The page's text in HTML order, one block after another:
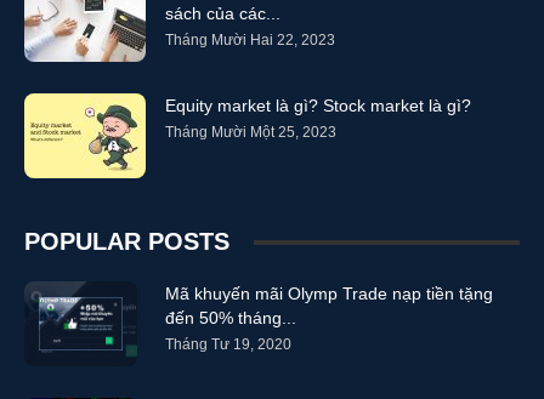
sách của các...
Tháng Mười Hai 22, 2023
Equity market là gì? Stock market là gì?
Tháng Mười Một 25, 2023
POPULAR POSTS
Mã khuyến mãi Olymp Trade nạp tiền tặng
đến 50% tháng...
Tháng Tư 19, 2020